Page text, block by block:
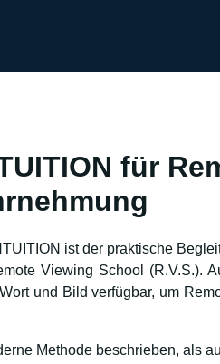
für
ist der praktische
Viewing School (R.V.S.).
und Bild verfügbar, um
Methode beschrieben, als